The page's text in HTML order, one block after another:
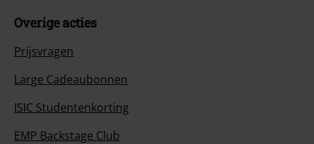
Overige acties
Prijsvragen
Large Cadeaubonnen
ISIC Studentenkorting
EMP Backstage Club